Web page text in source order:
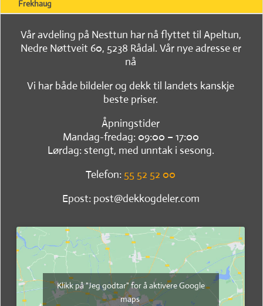
Frekhaug
Vår avdeling på Nesttun har nå flyttet til Apeltun,
Nedre Nøttveit 60, 5238 Rådal. Vår nye adresse er
nå
Vi har både bildeler og dekk til landets kanskje
beste priser.
Åpningstider
Mandag-fredag: 09:00 – 17:00
Lørdag: stengt, med unntak i sesong.
Telefon: 55 52 52 00
Epost: post@dekkogdeler.com
Klikk på "Jeg godtar" for å aktivere Google
maps